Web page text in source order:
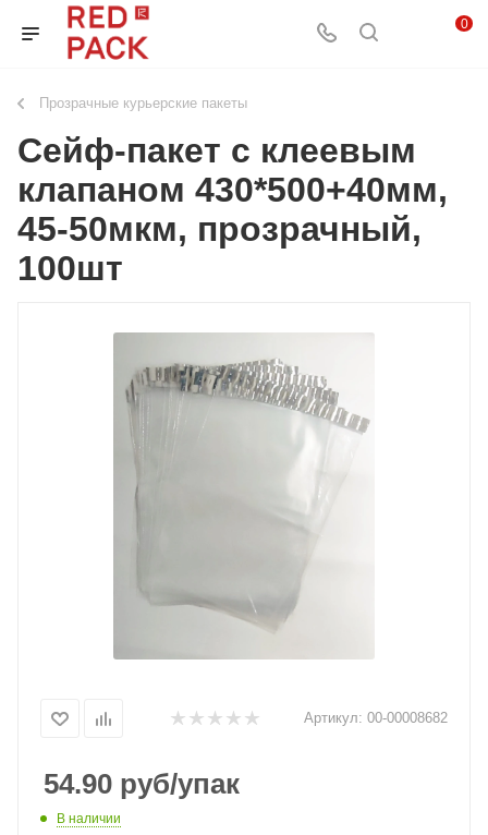
0
Прозрачные курьерские пакеты
Сейф-пакет с клеевым
клапаном 430*500+40мм,
45-50мкм, прозрачный,
100шт
Артикул: 00-00008682
54.90 руб/упак
В наличии